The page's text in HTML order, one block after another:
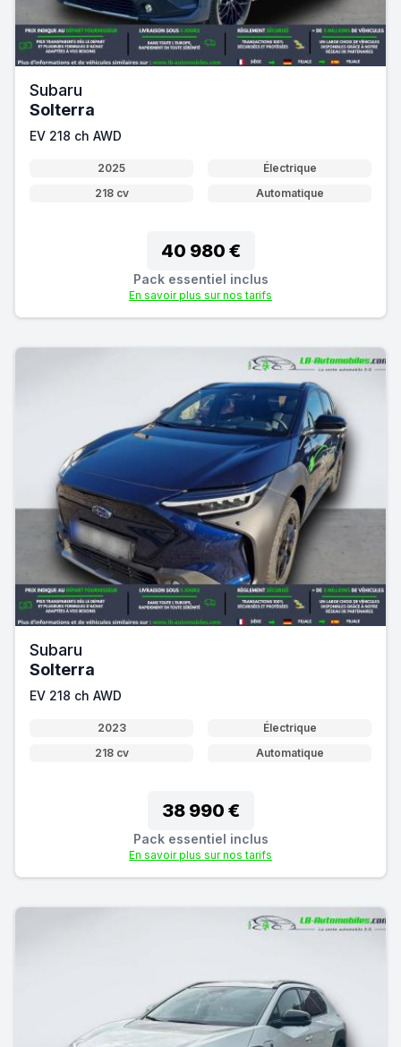
Subaru
Solterra
EV 218 ch AWD
2025
Électrique
218 cv
Automatique
40 980 €
Pack essentiel inclus
En savoir plus sur nos tarifs
Subaru
Solterra
EV 218 ch AWD
2023
Électrique
218 cv
Automatique
38 990 €
Pack essentiel inclus
En savoir plus sur nos tarifs